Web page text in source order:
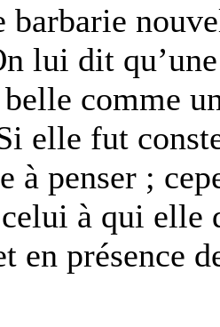
barbarie
lui dit
belle comme
elle fut
à penser ;
à qui
en présence